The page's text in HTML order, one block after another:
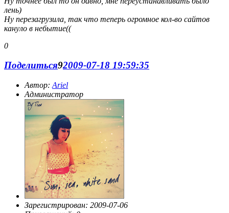
лень)
Ну перезагрузила, так что теперь огромное кол-во сайтов
кануло в небытие((
0
Поделиться92009-07-18 19:59:35
Автор: Ariel
Администратор
Зарегистрирован: 2009-07-06